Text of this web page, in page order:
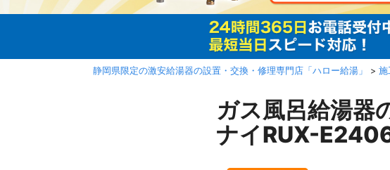
静岡県限定の激安給湯器の設置・交換・修理専門店「ハロー給湯」 > 施
ガス風呂給湯
ナイRUX-